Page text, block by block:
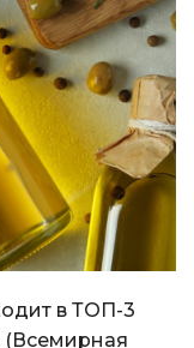
в ТОП-3
(Всемирная